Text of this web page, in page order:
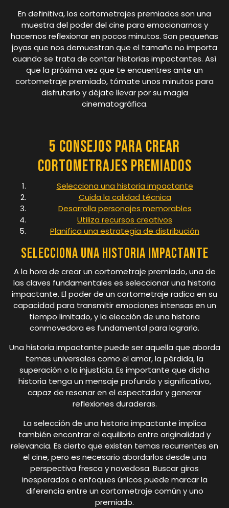
En definitiva, los cortometrajes premiados son una
muestra del poder del cine para emocionarnos y
hacernos reflexionar en pocos minutos. Son pequeñas
joyas que nos demuestran que el tamaño no importa
cuando se trata de contar historias impactantes. Así
que la próxima vez que te encuentres ante un
cortometraje premiado, tómate unos minutos para
disfrutarlo y déjate llevar por su magia
cinematográfica.
5 consejos para crear
cortometrajes premiados
Selecciona una historia impactante
Cuida la calidad técnica
Desarrolla personajes memorables
Utiliza recursos creativos
Planifica una estrategia de distribución
Selecciona una historia impactante
A la hora de crear un cortometraje premiado, una de
las claves fundamentales es seleccionar una historia
impactante. El poder de un cortometraje radica en su
capacidad para transmitir emociones intensas en un
tiempo limitado, y la elección de una historia
conmovedora es fundamental para lograrlo.
Una historia impactante puede ser aquella que aborda
temas universales como el amor, la pérdida, la
superación o la injusticia. Es importante que dicha
historia tenga un mensaje profundo y significativo,
capaz de resonar en el espectador y generar
reflexiones duraderas.
La selección de una historia impactante implica
también encontrar el equilibrio entre originalidad y
relevancia. Es cierto que existen temas recurrentes en
el cine, pero es necesario abordarlos desde una
perspectiva fresca y novedosa. Buscar giros
inesperados o enfoques únicos puede marcar la
diferencia entre un cortometraje común y uno
premiado.